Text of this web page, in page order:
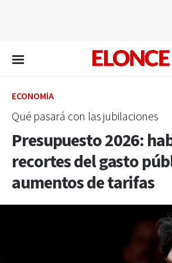
ECONOMÍA
Qué pasará con las jubilaciones
Presupuesto 2026:
recortes del gasto
aumentos de tarifas